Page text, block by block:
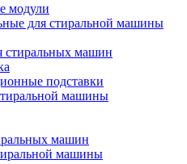
модули
для стиральной машины
стиральных машин
подставки
машины
машин
машины